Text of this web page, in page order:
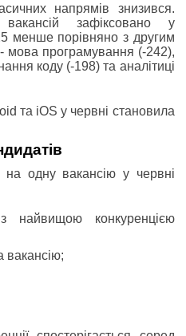
напрямів знизився.
зафіксовано у
менше порівняно з другим
мова програмування (-242),
коду (-198) та аналітиці
та iOS у червні становила
на одну вакансію у червні
найвищою конкуренцією
вакансію;